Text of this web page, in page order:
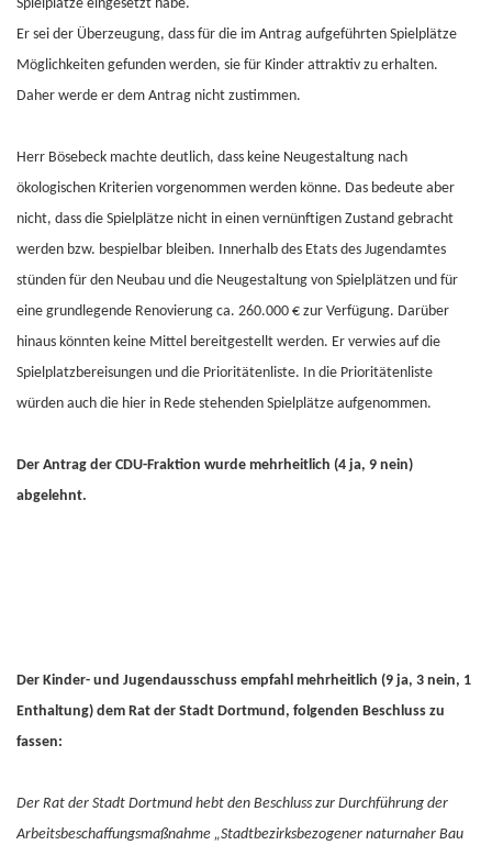
Spielplätze eingesetzt habe.
Er sei der Überzeugung, dass für die im Antrag aufgeführten Spielplätze
Möglichkeiten gefunden werden, sie für Kinder attraktiv zu erhalten.
Daher werde er dem Antrag nicht zustimmen.
Herr Bösebeck machte deutlich, dass keine Neugestaltung nach
ökologischen Kriterien vorgenommen werden könne. Das bedeute aber
nicht, dass die Spielplätze nicht in einen vernünftigen Zustand gebracht
werden bzw. bespielbar bleiben. Innerhalb des Etats des Jugendamtes
stünden für den Neubau und die Neugestaltung von Spielplätzen und für
eine grundlegende Renovierung ca. 260.000 € zur Verfügung. Darüber
hinaus könnten keine Mittel bereitgestellt werden. Er verwies auf die
Spielplatzbereisungen und die Prioritätenliste. In die Prioritätenliste
würden auch die hier in Rede stehenden Spielplätze aufgenommen.
Der Antrag der CDU-Fraktion wurde mehrheitlich (4 ja, 9 nein)
abgelehnt.
Der Kinder- und Jugendausschuss empfahl mehrheitlich (9 ja, 3 nein, 1
Enthaltung) dem Rat der Stadt Dortmund, folgenden Beschluss zu
fassen:
Der Rat der Stadt Dortmund hebt den Beschluss zur Durchführung der
Arbeitsbeschaffungsmaßnahme „Stadtbezirksbezogener naturnaher Bau